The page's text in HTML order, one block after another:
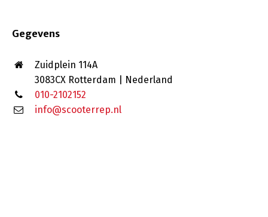
Gegevens
Zuidplein 114A
3083CX Rotterdam | Nederland
010-2102152
info@scooterrep.nl